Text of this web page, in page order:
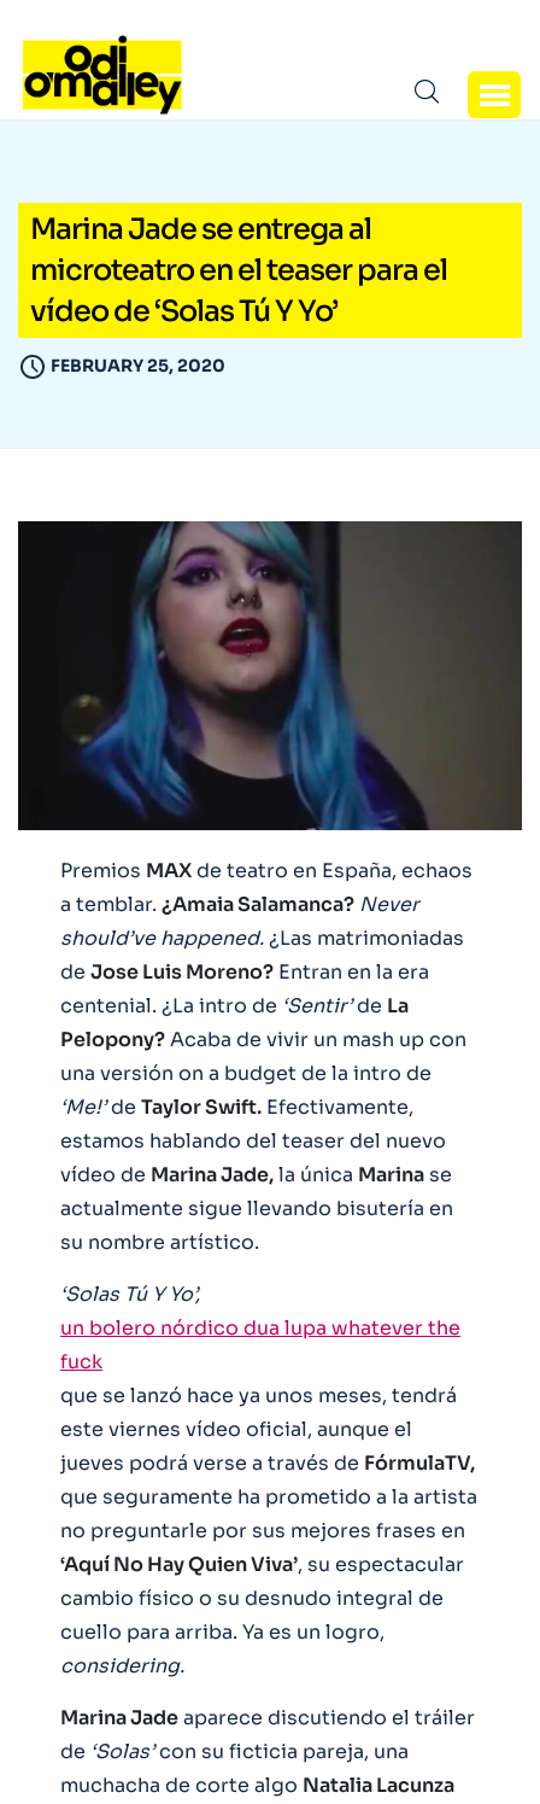
Marina Jade se entrega al
microteatro en el teaser para el
vídeo de ‘Solas Tú Y Yo’
FEBRUARY 25, 2020
Premios MAXde teatro en España, echaos
a temblar. ¿Amaia Salamanca? Never
should’ve happened.¿Las matrimoniadas
de Jose Luis Moreno? Entran en la era
centenial. ¿La intro de ‘Sentir’de La
Pelopony?Acaba de vivir un mash up con
una versión on a budget de la intro de
‘Me!’de Taylor Swift. Efectivamente,
estamos hablando del teaser del nuevo
vídeo de Marina Jade,la única Marinase
actualmente sigue llevando bisutería en
su nombre artístico.
‘Solas Tú Y Yo’,
un bolero nórdico dua lupa whatever the
fuck
que se lanzó hace ya unos meses, tendrá
este viernes vídeo oficial, aunque el
jueves podrá verse a través de FórmulaTV,
que seguramente ha prometido a la artista
no preguntarle por sus mejores frases en
‘Aquí No Hay Quien Viva’, su espectacular
cambio físico o su desnudo integral de
cuello para arriba. Ya es un logro,
considering.
Marina Jadeaparece discutiendo el tráiler
de ‘Solas’con su ficticia pareja, una
muchacha de corte algo Natalia Lacunza